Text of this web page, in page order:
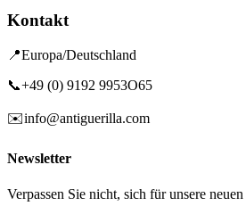
Kontakt
📍Europa/Deutschland
📞+49 (0) 9192 9953O65
✉️info@antiguerilla.com
Newsletter
Verpassen Sie nicht, sich für unsere